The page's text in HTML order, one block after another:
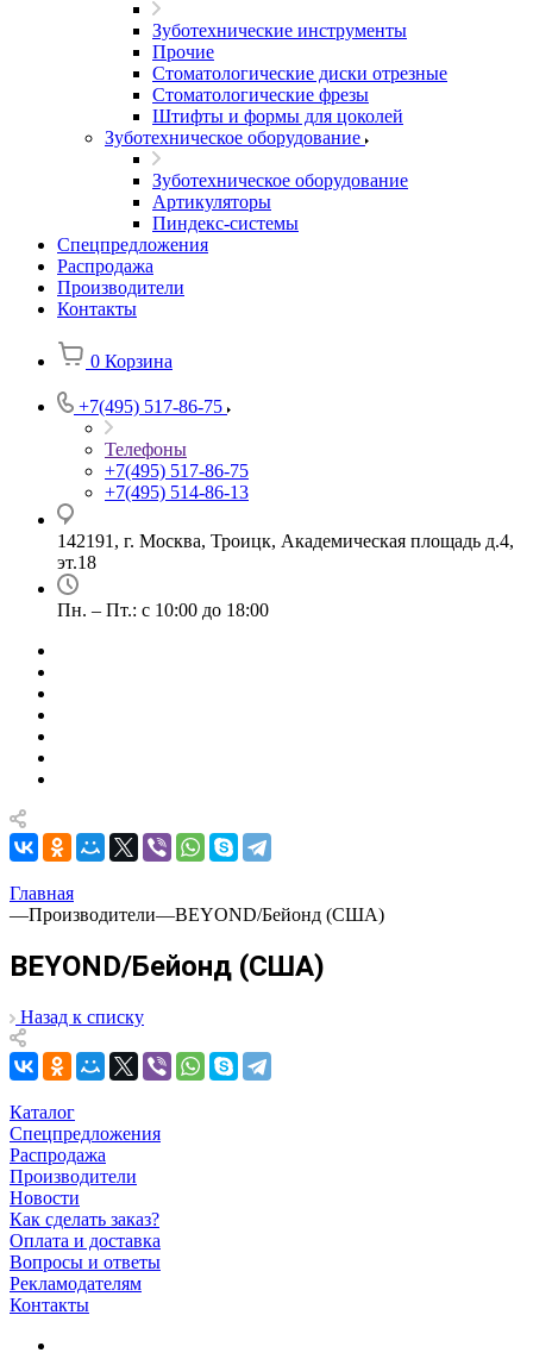
Зуботехнические инструменты
Прочие
Стоматологические диски отрезные
Стоматологические фрезы
Штифты и формы для цоколей
Зуботехническое оборудование
Зуботехническое оборудование
Артикуляторы
Пиндекс-системы
Спецпредложения
Распродажа
Производители
Контакты
0 Корзина
+7(495) 517-86-75
Телефоны
+7(495) 517-86-75
+7(495) 514-86-13
142191, г. Москва, Троицк, Академическая площадь д.4,
эт.18
Пн. – Пт.: с 10:00 до 18:00
Главная
—Производители—BEYOND/Бейонд (США)
BEYOND/Бейонд (США)
Назад к списку
Каталог
Спецпредложения
Распродажа
Производители
Новости
Как сделать заказ?
Оплата и доставка
Вопросы и ответы
Рекламодателям
Контакты